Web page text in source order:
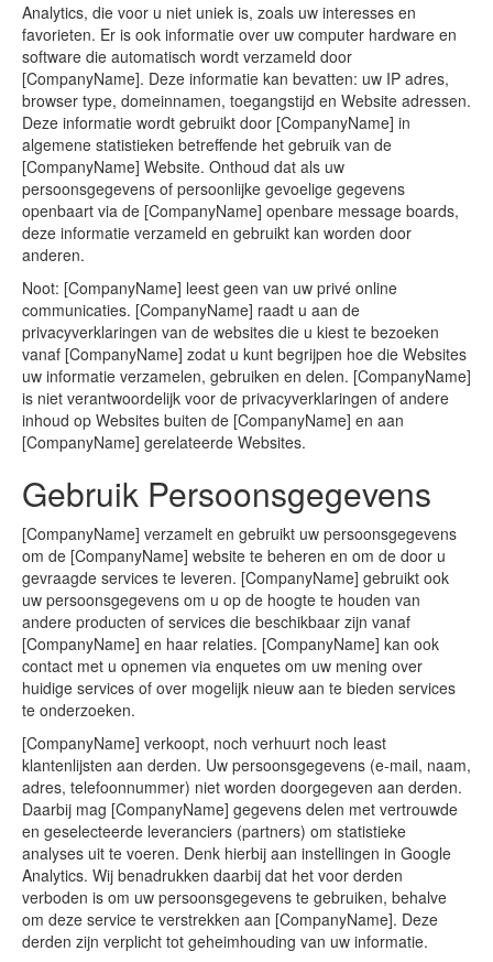
Analytics, die voor u niet uniek is, zoals uw interesses en
favorieten. Er is ook informatie over uw computer hardware en
software die automatisch wordt verzameld door
[CompanyName]. Deze informatie kan bevatten: uw IP adres,
browser type, domeinnamen, toegangstijd en Website adressen.
Deze informatie wordt gebruikt door [CompanyName] in
algemene statistieken betreffende het gebruik van de
[CompanyName] Website. Onthoud dat als uw
persoonsgegevens of persoonlijke gevoelige gegevens
openbaart via de [CompanyName] openbare message boards,
deze informatie verzameld en gebruikt kan worden door
anderen.
Noot: [CompanyName] leest geen van uw privé online
communicaties. [CompanyName] raadt u aan de
privacyverklaringen van de websites die u kiest te bezoeken
vanaf [CompanyName] zodat u kunt begrijpen hoe die Websites
uw informatie verzamelen, gebruiken en delen. [CompanyName]
is niet verantwoordelijk voor de privacyverklaringen of andere
inhoud op Websites buiten de [CompanyName] en aan
[CompanyName] gerelateerde Websites.
Gebruik Persoonsgegevens
[CompanyName] verzamelt en gebruikt uw persoonsgegevens
om de [CompanyName] website te beheren en om de door u
gevraagde services te leveren. [CompanyName] gebruikt ook
uw persoonsgegevens om u op de hoogte te houden van
andere producten of services die beschikbaar zijn vanaf
[CompanyName] en haar relaties. [CompanyName] kan ook
contact met u opnemen via enquetes om uw mening over
huidige services of over mogelijk nieuw aan te bieden services
te onderzoeken.
[CompanyName] verkoopt, noch verhuurt noch least
klantenlijsten aan derden. Uw persoonsgegevens (e-mail, naam,
adres, telefoonnummer) niet worden doorgegeven aan derden.
Daarbij mag [CompanyName] gegevens delen met vertrouwde
en geselecteerde leveranciers (partners) om statistieke
analyses uit te voeren. Denk hierbij aan instellingen in Google
Analytics. Wij benadrukken daarbij dat het voor derden
verboden is om uw persoonsgegevens te gebruiken, behalve
om deze service te verstrekken aan [CompanyName]. Deze
derden zijn verplicht tot geheimhouding van uw informatie.